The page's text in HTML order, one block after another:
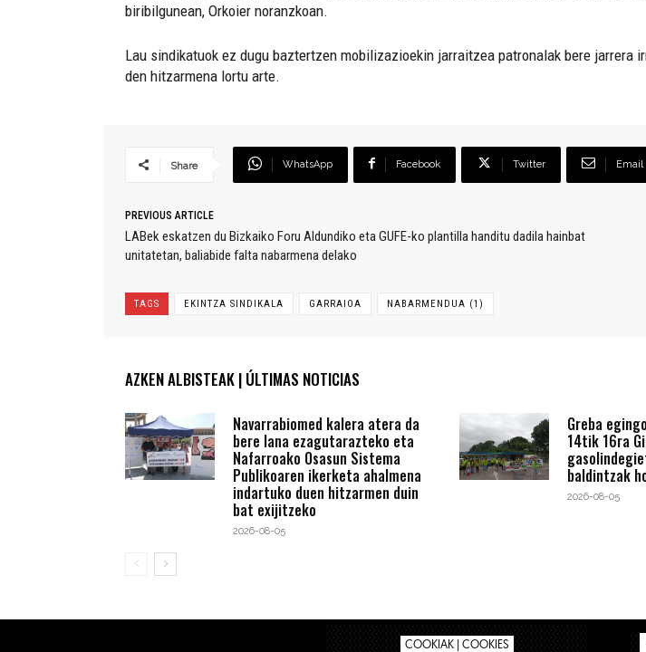
biribilgunean, Orkoier noranzkoan.
Lau sindikatuok ez dugu baztertzen mobilizazioekin jarraitzea patronalak bere jarrera
den hitzarmena lortu arte.
Share WhatsApp Facebook Twitter Email
PREVIOUS ARTICLE
LABek eskatzen du Bizkaiko Foru Aldundiko eta GUFE-ko plantilla handitu dadila hainbat
unitatetan, baliabide falta nabarmena delako
TAGS EKINTZA SINDIKALA GARRAIOA NABARMENDUA (1)
AZKEN ALBISTEAK | ÚLTIMAS NOTICIAS
Navarrabiomed kalera atera da
bere lana ezagutarazteko eta
Nafarroako Osasun Sistema
Publikoaren ikerketa ahalmena
indartuko duen hitzarmen duin
bat exijitzeko
2026-08-05
Greba
14tik 16ra
baldintzak
2026-08-05
COOKIAK | COOKIES